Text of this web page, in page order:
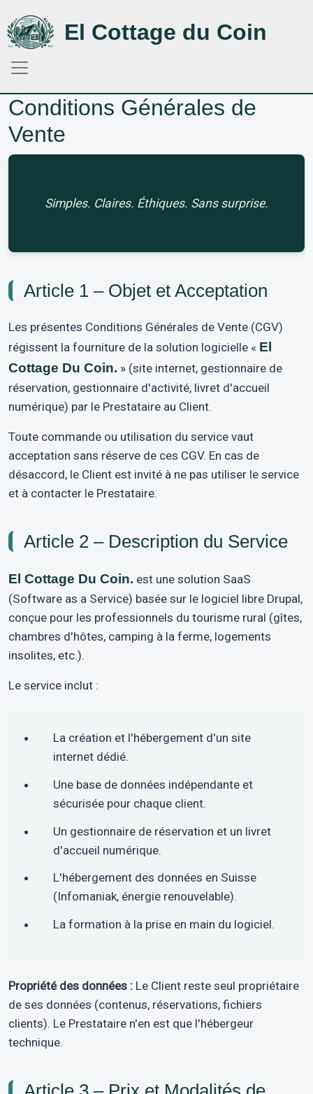
El Cottage du Coin
Conditions Générales de
Vente
Simples. Claires. Éthiques. Sans surprise.
Article 1 – Objet et Acceptation
Les présentes Conditions Générales de Vente (CGV)
régissent la fourniture de la solution logicielle « El
Cottage Du Coin. » (site internet, gestionnaire de
réservation, gestionnaire d'activité, livret d'accueil
numérique) par le Prestataire au Client.
Toute commande ou utilisation du service vaut
acceptation sans réserve de ces CGV. En cas de
désaccord, le Client est invité à ne pas utiliser le service
et à contacter le Prestataire.
Article 2 – Description du Service
El Cottage Du Coin. est une solution SaaS
(Software as a Service) basée sur le logiciel libre Drupal,
conçue pour les professionnels du tourisme rural (gîtes,
chambres d'hôtes, camping à la ferme, logements
insolites, etc.).
Le service inclut :
La création et l'hébergement d'un site
internet dédié.
Une base de données indépendante et
sécurisée pour chaque client.
Un gestionnaire de réservation et un livret
d'accueil numérique.
L'hébergement des données en Suisse
(Infomaniak, énergie renouvelable).
La formation à la prise en main du logiciel.
Propriété des données : Le Client reste seul propriétaire
de ses données (contenus, réservations, fichiers
clients). Le Prestataire n'en est que l'hébergeur
technique.